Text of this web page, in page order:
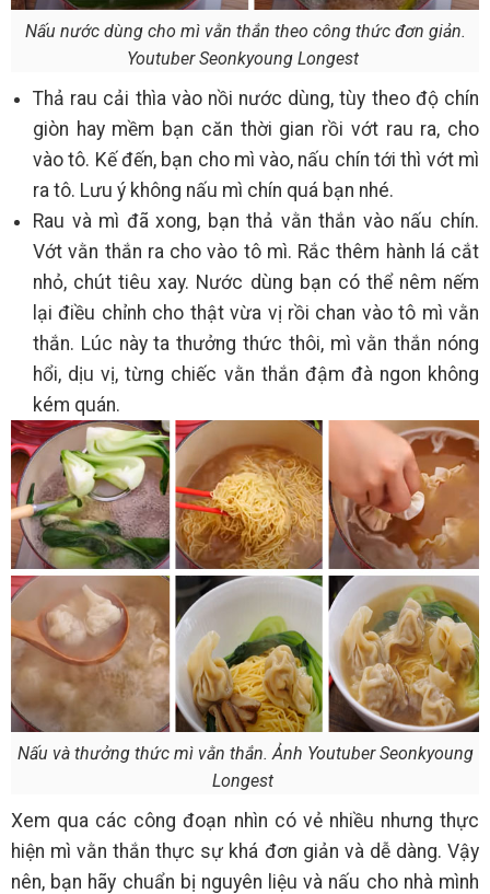
Nấu nước dùng cho mì vằn thắn theo công thức đơn giản.
Youtuber Seonkyoung Longest
Thả rau cải thìa vào nồi nước dùng, tùy theo độ chín
giòn hay mềm bạn căn thời gian rồi vớt rau ra, cho
vào tô. Kế đến, bạn cho mì vào, nấu chín tới thì vớt mì
ra tô. Lưu ý không nấu mì chín quá bạn nhé.
Rau và mì đã xong, bạn thả vằn thắn vào nấu chín.
Vớt vằn thắn ra cho vào tô mì. Rắc thêm hành lá cắt
nhỏ, chút tiêu xay. Nước dùng bạn có thể nêm nếm
lại điều chỉnh cho thật vừa vị rồi chan vào tô mì vằn
thắn. Lúc này ta thưởng thức thôi, mì vằn thắn nóng
hổi, dịu vị, từng chiếc vằn thắn đậm đà ngon không
kém quán.
Nấu và thưởng thức mì vằn thắn. Ảnh Youtuber Seonkyoung
Longest
Xem qua các công đoạn nhìn có vẻ nhiều nhưng thực
hiện mì vằn thắn thực sự khá đơn giản và dễ dàng. Vậy
nên, bạn hãy chuẩn bị nguyên liệu và nấu cho nhà mình